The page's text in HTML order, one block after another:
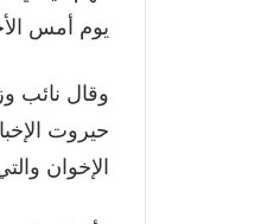
يوم أمس
وقال نائب
حيروت
الإخوان